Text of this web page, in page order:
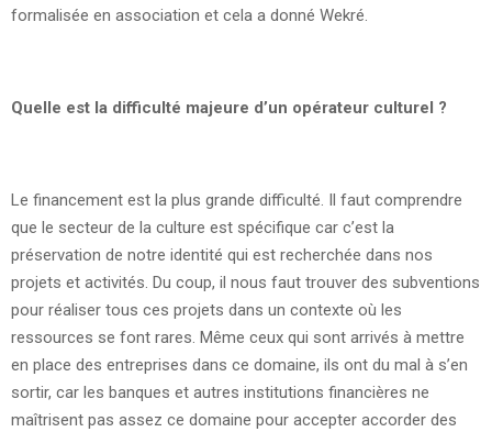
formalisée en association et cela a donné Wekré.
Quelle est la difficulté majeure d’un opérateur culturel ?
Le financement est la plus grande difficulté. Il faut comprendre
que le secteur de la culture est spécifique car c’est la
préservation de notre identité qui est recherchée dans nos
projets et activités. Du coup, il nous faut trouver des subventions
pour réaliser tous ces projets dans un contexte où les
ressources se font rares. Même ceux qui sont arrivés à mettre
en place des entreprises dans ce domaine, ils ont du mal à s’en
sortir, car les banques et autres institutions financières ne
maîtrisent pas assez ce domaine pour accepter accorder des